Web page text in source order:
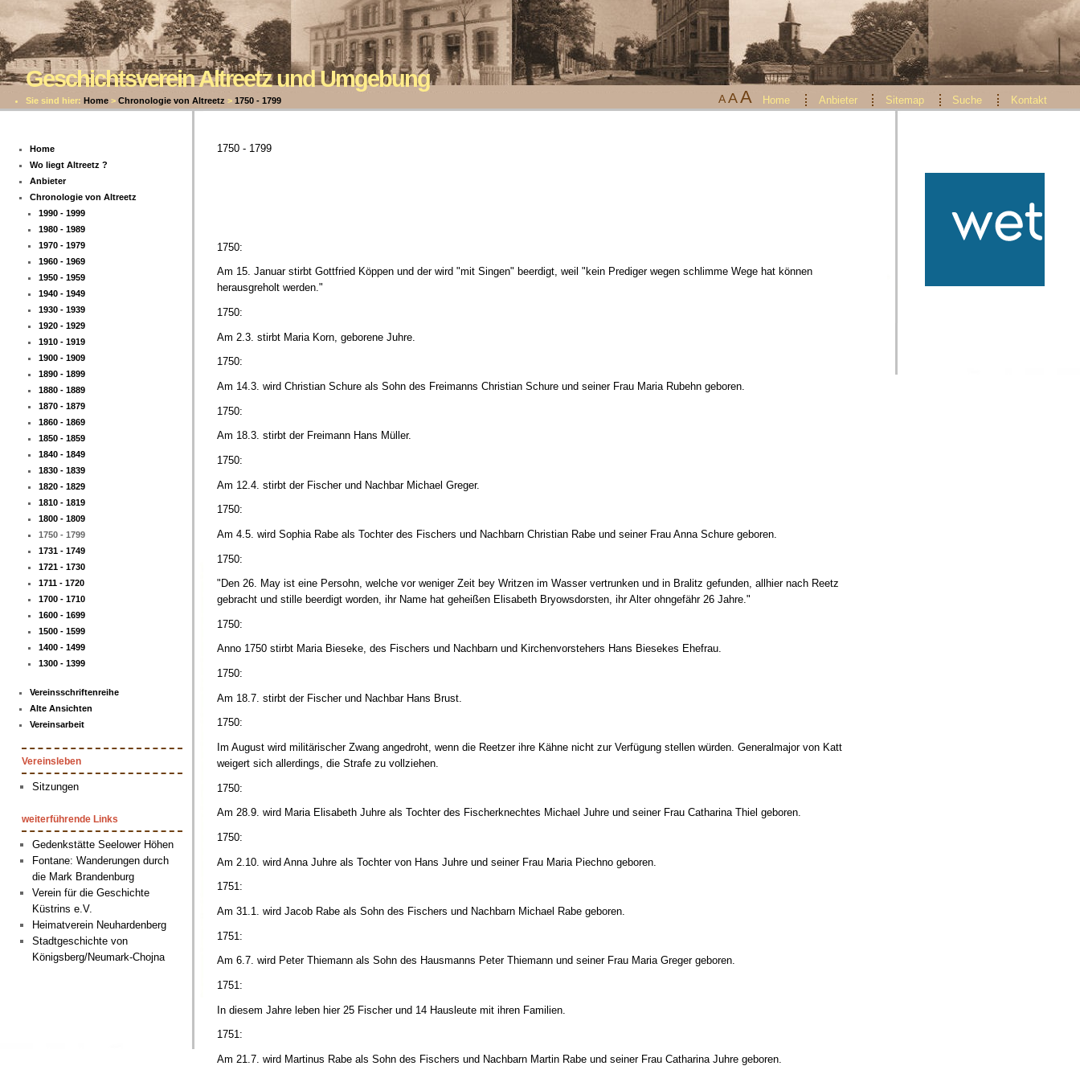
Geschichtsverein Altreetz und Umgebung
Sie sind hier: Home > Chronologie von Altreetz > 1750 - 1799 AAA Home Anbieter Sitemap Suche Kontakt
Home
Wo liegt Altreetz ?
Anbieter
Chronologie von Altreetz
1990 - 1999
1980 - 1989
1970 - 1979
1960 - 1969
1950 - 1959
1940 - 1949
1930 - 1939
1920 - 1929
1910 - 1919
1900 - 1909
1890 - 1899
1880 - 1889
1870 - 1879
1860 - 1869
1850 - 1859
1840 - 1849
1830 - 1839
1820 - 1829
1810 - 1819
1800 - 1809
1750 - 1799
1731 - 1749
1721 - 1730
1711 - 1720
1700 - 1710
1600 - 1699
1500 - 1599
1400 - 1499
1300 - 1399
Vereinsschriftenreihe
Alte Ansichten
Vereinsarbeit
Vereinsleben
Sitzungen
weiterführende Links
Gedenkstätte Seelower Höhen
Fontane: Wanderungen durch
die Mark Brandenburg
Verein für die Geschichte
Küstrins e.V.
Heimatverein Neuhardenberg
Stadtgeschichte von
Königsberg/Neumark-Chojna
1750 - 1799
1750:
Am 15. Januar stirbt Gottfried Köppen und der wird "mit Singen" beerdigt, weil "kein Prediger wegen schlimme Wege hat können
herausgreholt werden."
1750:
Am 2.3. stirbt Maria Korn, geborene Juhre.
1750:
Am 14.3. wird Christian Schure als Sohn des Freimanns Christian Schure und seiner Frau Maria Rubehn geboren.
1750:
Am 18.3. stirbt der Freimann Hans Müller.
1750:
Am 12.4. stirbt der Fischer und Nachbar Michael Greger.
1750:
Am 4.5. wird Sophia Rabe als Tochter des Fischers und Nachbarn Christian Rabe und seiner Frau Anna Schure geboren.
1750:
"Den 26. May ist eine Persohn, welche vor weniger Zeit bey Writzen im Wasser vertrunken und in Bralitz gefunden, allhier nach Reetz
gebracht und stille beerdigt worden, ihr Name hat geheißen Elisabeth Bryowsdorsten, ihr Alter ohngefähr 26 Jahre."
1750:
Anno 1750 stirbt Maria Bieseke, des Fischers und Nachbarn und Kirchenvorstehers Hans Biesekes Ehefrau.
1750:
Am 18.7. stirbt der Fischer und Nachbar Hans Brust.
1750:
Im August wird militärischer Zwang angedroht, wenn die Reetzer ihre Kähne nicht zur Verfügung stellen würden. Generalmajor von Katt
weigert sich allerdings, die Strafe zu vollziehen.
1750:
Am 28.9. wird Maria Elisabeth Juhre als Tochter des Fischerknechtes Michael Juhre und seiner Frau Catharina Thiel geboren.
1750:
Am 2.10. wird Anna Juhre als Tochter von Hans Juhre und seiner Frau Maria Piechno geboren.
1751:
Am 31.1. wird Jacob Rabe als Sohn des Fischers und Nachbarn Michael Rabe geboren.
1751:
Am 6.7. wird Peter Thiemann als Sohn des Hausmanns Peter Thiemann und seiner Frau Maria Greger geboren.
1751:
In diesem Jahre leben hier 25 Fischer und 14 Hausleute mit ihren Familien.
1751:
Am 21.7. wird Martinus Rabe als Sohn des Fischers und Nachbarn Martin Rabe und seiner Frau Catharina Juhre geboren.